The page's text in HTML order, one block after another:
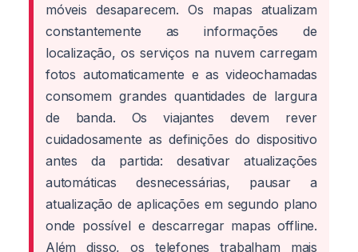
móveis desaparecem. Os mapas atualizam
constantemente as informações de
localização, os serviços na nuvem carregam
fotos automaticamente e as videochamadas
consomem grandes quantidades de largura
de banda. Os viajantes devem rever
cuidadosamente as definições do dispositivo
antes da partida: desativar atualizações
automáticas desnecessárias, pausar a
atualização de aplicações em segundo plano
onde possível e descarregar mapas offline.
Além disso, os telefones trabalham mais